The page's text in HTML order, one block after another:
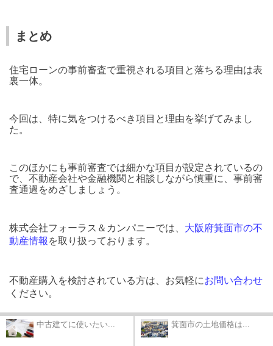
まとめ
住宅ローンの事前審査で重視される項目と落ちる理由は表
裏一体。
今回は、特に気をつけるべき項目と理由を挙げてみまし
た。
このほかにも事前審査では細かな項目が設定されているの
で、不動産会社や金融機関と相談しながら慎重に、事前審
査通過をめざしましょう。
株式会社フォーラス＆カンパニーでは、 大阪府箕面市の不
動産情報 を取り扱っております。
不動産購入を検討されている方は、お気軽にお問い合わせ
ください。
中古建てに使いたい... 箕面市の土地価格は...